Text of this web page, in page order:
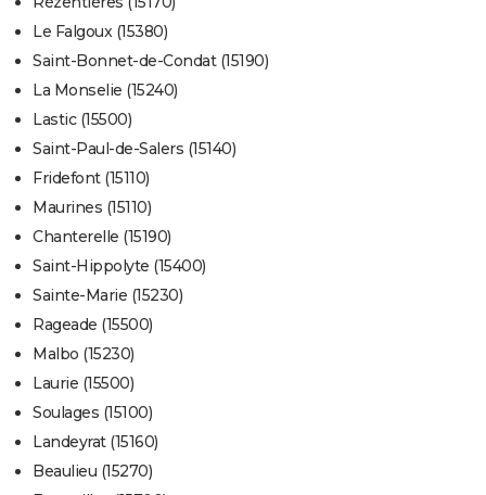
Le Falgoux (15380)
Saint-Bonnet-de-Condat (15190)
La Monselie (15240)
Lastic (15500)
Saint-Paul-de-Salers (15140)
Fridefont (15110)
Maurines (15110)
Chanterelle (15190)
Saint-Hippolyte (15400)
Sainte-Marie (15230)
Rageade (15500)
Malbo (15230)
Laurie (15500)
Soulages (15100)
Landeyrat (15160)
Beaulieu (15270)